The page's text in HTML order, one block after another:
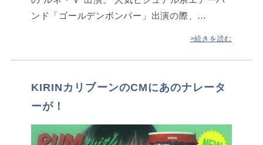
ンド「ゴールデンボンバー」出演の際、…
>続きを読む
KIRINカリブーンのCMにあのナレータ
ーが！